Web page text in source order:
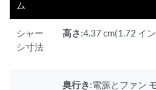
ム
シャー
シ寸法
高さ:4.37 cm(1.72 イ
奥行き:電源とファン